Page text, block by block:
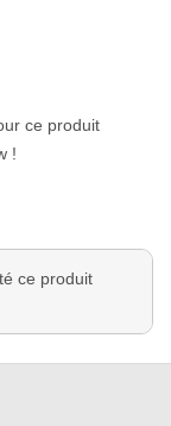
ce produit
!
ce produit